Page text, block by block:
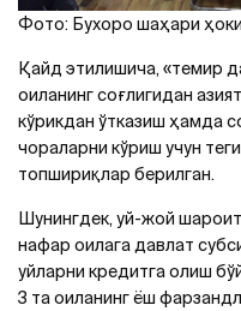
Фото: Бухоро шаҳари
Қайд этилишича, «темир
оиланинг соғлигидан
кўрикдан ўтказиш ҳамда
чораларни кўриш учун
топшириқлар берилган.
Шунингдек, уй-жой
нафар оилага давлат
уйларни кредитга олиш
3 та оиланинг ёш